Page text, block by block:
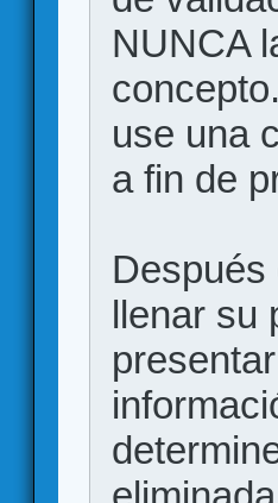
NUNCA
use una
a fin de
Después
llenar su